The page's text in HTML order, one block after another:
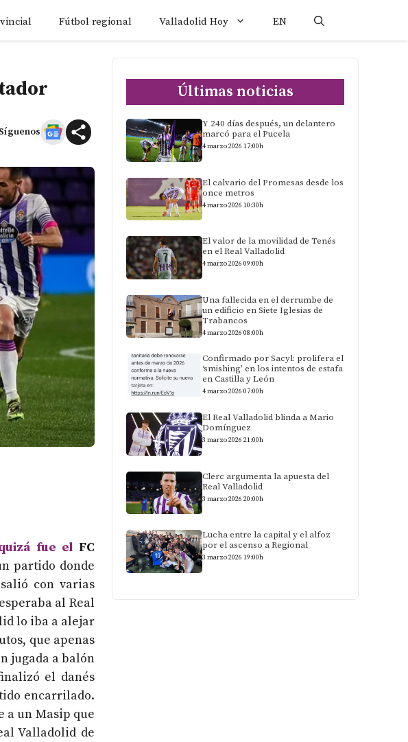
Fútbol regional Valladolid Hoy EN
Síguenos
fue el FC
partido donde
con varias
al Real
lo iba a alejar
que apenas
jugada a balón
el danés
encarrilado.
a un Masip que
Valladolid de
Últimas noticias
Y 240 días después, un delantero
marcó para el Pucela
4 marzo 2026 17:00h
El calvario del Promesas desde los
once metros
4 marzo 2026 10:30h
El valor de la movilidad de Tenés
en el Real Valladolid
4 marzo 2026 09:00h
Una fallecida en el derrumbe de
un edificio en Siete Iglesias de
Trabancos
4 marzo 2026 08:00h
Confirmado por Sacyl: prolifera el
‘smishing’ en los intentos de estafa
en Castilla y León
4 marzo 2026 07:00h
El Real Valladolid blinda a Mario
Domínguez
3 marzo 2026 21:00h
Clerc argumenta la apuesta del
Real Valladolid
3 marzo 2026 20:00h
Lucha entre la capital y el alfoz
por el ascenso a Regional
3 marzo 2026 19:00h